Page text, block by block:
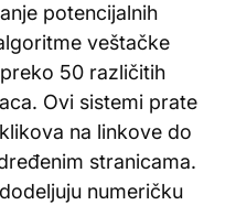
potencijalnih
veštačke
50 različitih
Ovi sistemi prate
na linkove do
stranicama.
numeričku